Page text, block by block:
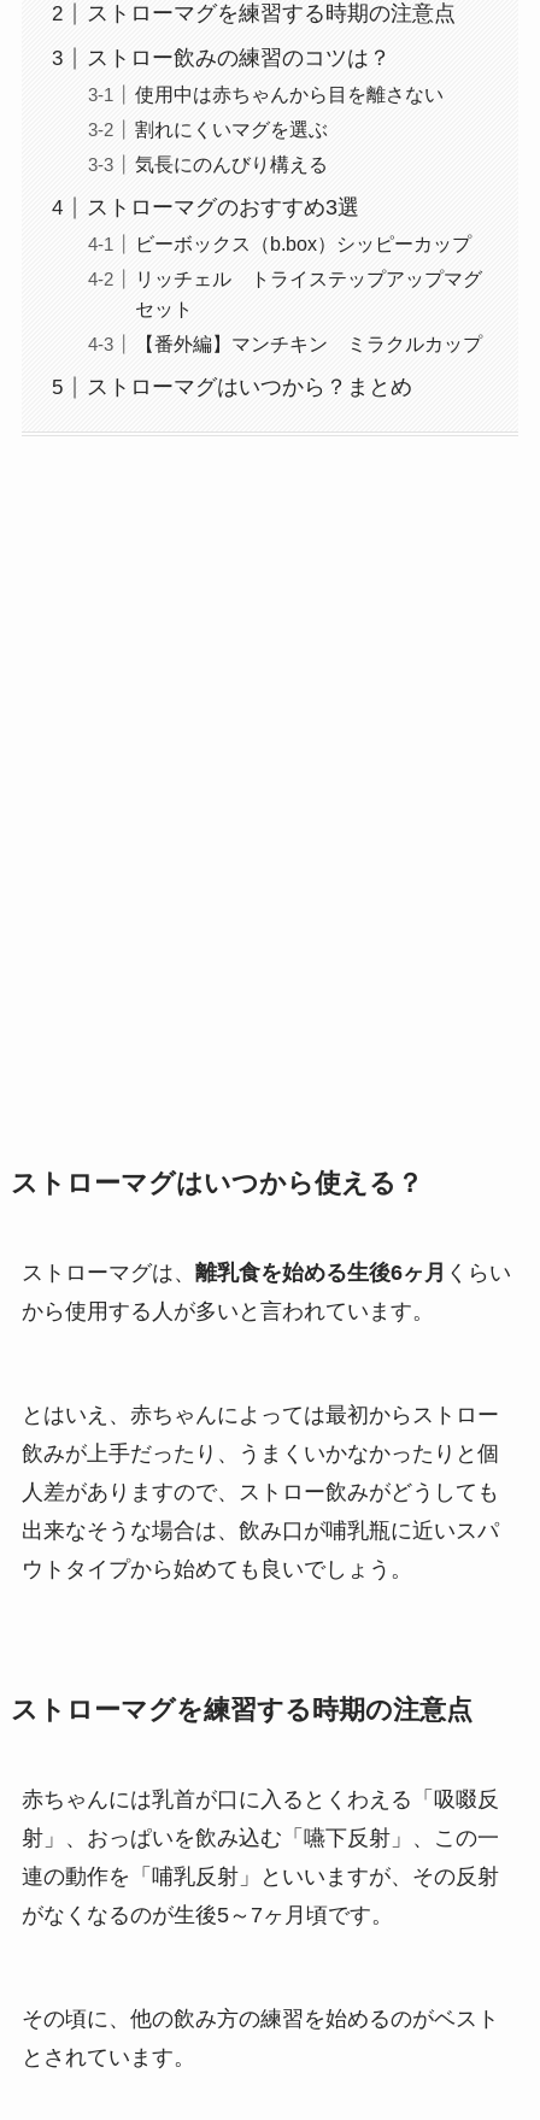
ストローマグを練習する時期の注意点
ストロー飲みの練習のコツは？
使用中は赤ちゃんから目を離さない
割れにくいマグを選ぶ
気長にのんびり構える
ストローマグのおすすめ3選
ビーボックス（b.box）シッピーカップ
リッチェル トライステップアップマグ
セット
【番外編】マンチキン ミラクルカップ
ストローマグはいつから？まとめ
ストローマグはいつから使える？
ストローマグは、 離乳食を始める生後6ヶ月 くらい
から使用する人が多いと言われています。
とはいえ、赤ちゃんによっては最初からストロー
飲みが上手だったり、うまくいかなかったりと個
人差がありますので、ストロー飲みがどうしても
出来なそうな場合は、飲み口が哺乳瓶に近いスパ
ウトタイプから始めても良いでしょう。
ストローマグを練習する時期の注意点
赤ちゃんには乳首が口に入るとくわえる「吸啜反
射」、おっぱいを飲み込む「嚥下反射」、この一
連の動作を「哺乳反射」といいますが、その反射
がなくなるのが生後5～7ヶ月頃です。
その頃に、他の飲み方の練習を始めるのがベスト
とされています。